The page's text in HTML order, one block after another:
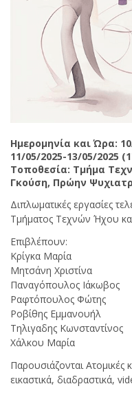
Ημερομηνία και Ώρα:
11/05/2025-13/05/2025
Τοποθεσία: Τμήμα
Γκούση, Πρώην
Διπλωματικές εργασίες
Τμήματος Τεχνών Ήχου
Επιβλέπουν:
Κρίγκα Μαρία
Μητσάνη Χριστίνα
Παναγόπουλος Ιάκωβος
Ραφτόπουλος Φώτης
Ροβίθης Εμμανουήλ
Τηλιγαδης Κωνσταντίνος
Χάλκου Μαρία
Παρουσιάζονται Ατομικές
εικαστικά, διαδραστικά,